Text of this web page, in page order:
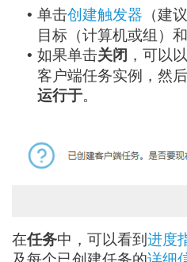
• 单击创建触发器 （建
目标（计算机或组）和
• 如果单击关闭 ，可以
客户端任务实例，然
运行于。
在任务中，可以看到进度